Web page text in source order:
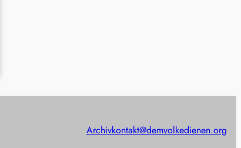
Archivkontakt@demvolkedienen.org